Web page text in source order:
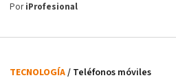
PoriProfesional
TECNOLOGÍA/ Teléfonos móviles